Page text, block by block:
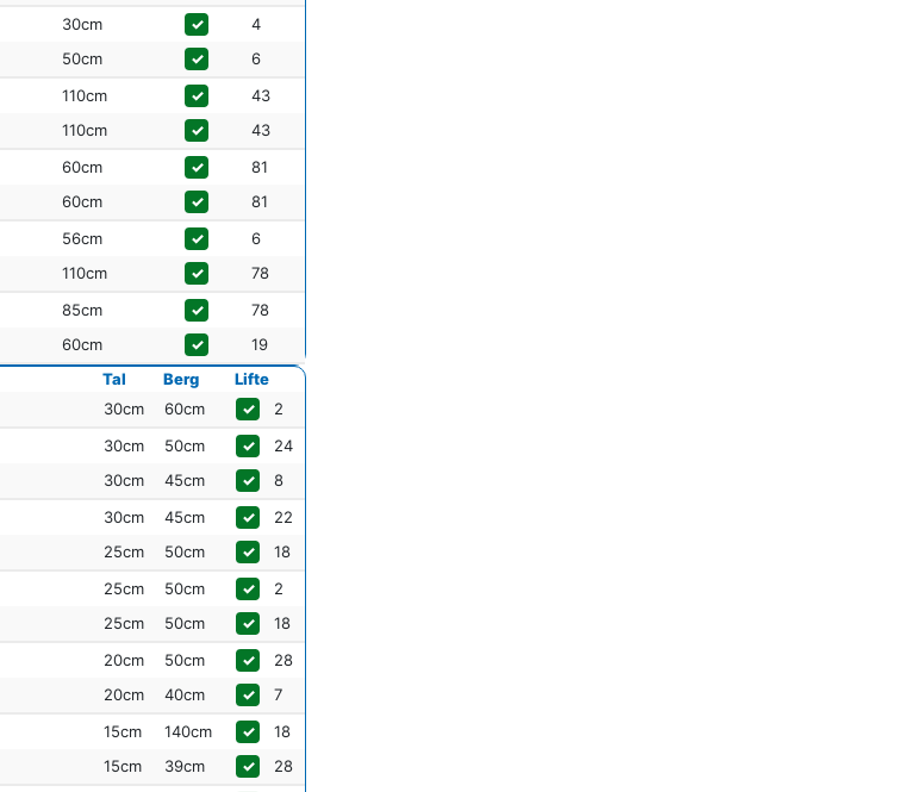
30cm ✓
4
50cm ✓
6
110cm ✓
43
110cm ✓
43
60cm ✓
81
60cm ✓
81
56cm ✓
6
110cm ✓
78
85cm ✓
78
60cm ✓
19
Tal Berg
Lifte
30cm 60cm ✓
2
30cm 50cm ✓
24
30cm 45cm ✓
8
30cm 45cm ✓
22
25cm 50cm ✓
18
25cm 50cm ✓
2
25cm 50cm ✓
18
20cm 50cm ✓
28
20cm 40cm ✓
7
15cm 140cm ✓
18
15cm 39cm ✓
28